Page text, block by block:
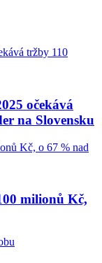
očekává
na Slovensku
milionů Kč,